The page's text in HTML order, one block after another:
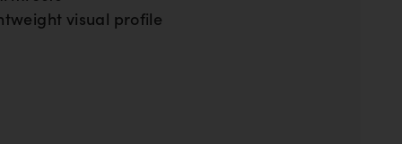
visual profile